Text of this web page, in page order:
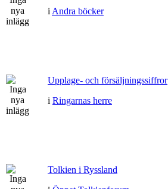
i Andra böcker
Upplage- och försäljningssiffror
i Ringarnas herre
Tolkien i Ryssland